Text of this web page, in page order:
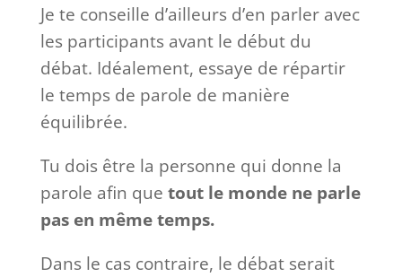
Je te conseille d’ailleurs d’en parler avec
les participants avant le début du
débat. Idéalement, essaye de répartir
le temps de parole de manière
équilibrée.
Tu dois être la personne qui donne la
parole afin que tout le monde ne parle
pas en même temps.
Dans le cas contraire, le débat serait